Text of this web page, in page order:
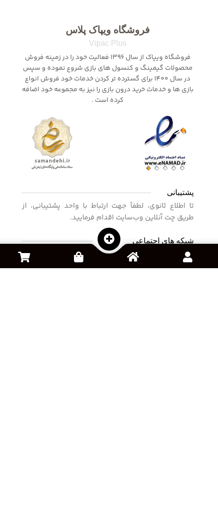
فروشگاه ویپاک پلاس
Vipac Plus
فروشگاه ویپاک از سال 1396 فعالیت خود را در زمینه فروش
محصولات گیمینگ و کنسول های بازی شروع نموده و سپس
در سال 1400 برای گسترده تر کردن خدمات خود فروش انواع
بازی ها و خدمات خرید درون بازی را نیز به مجموعه خود اضافه
کرده است .
پشتیبانی
تا اطلاع ثانوی، لطفاً جهت ارتباط با واحد پشتیبانی، از
طریق چت آنلاین وب‌سایت اقدام فرمایید.
شبکه های اجتماعی